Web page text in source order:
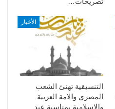
الأخبار
التنسيقية تهنئ الشعب
المصري والامة العربية
والاسلامية بمناسبة عيد